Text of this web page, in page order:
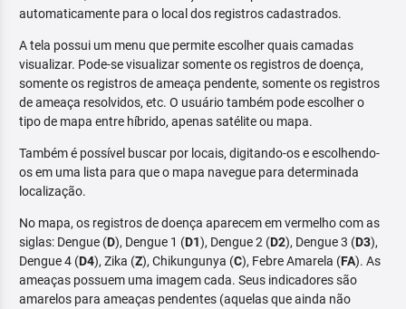
automaticamente para o local dos registros cadastrados.
A tela possui um menu que permite escolher quais camadas
visualizar. Pode-se visualizar somente os registros de doença,
somente os registros de ameaça pendente, somente os registros
de ameaça resolvidos, etc. O usuário também pode escolher o
tipo de mapa entre híbrido, apenas satélite ou mapa.
Também é possível buscar por locais, digitando-os e escolhendo-
os em uma lista para que o mapa navegue para determinada
localização.
No mapa, os registros de doença aparecem em vermelho com as
siglas: Dengue (D), Dengue 1 (D1), Dengue 2 (D2), Dengue 3 (D3),
Dengue 4 (D4), Zika (Z), Chikungunya (C), Febre Amarela (FA). As
ameaças possuem uma imagem cada. Seus indicadores são
amarelos para ameaças pendentes (aquelas que ainda não